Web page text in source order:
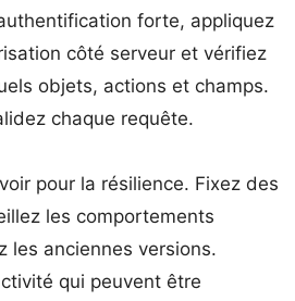
forte, appliquez
côté serveur et vérifiez
objets, actions et champs.
chaque requête.
pour la résilience. Fixez des
les comportements
les anciennes versions.
qui peuvent être